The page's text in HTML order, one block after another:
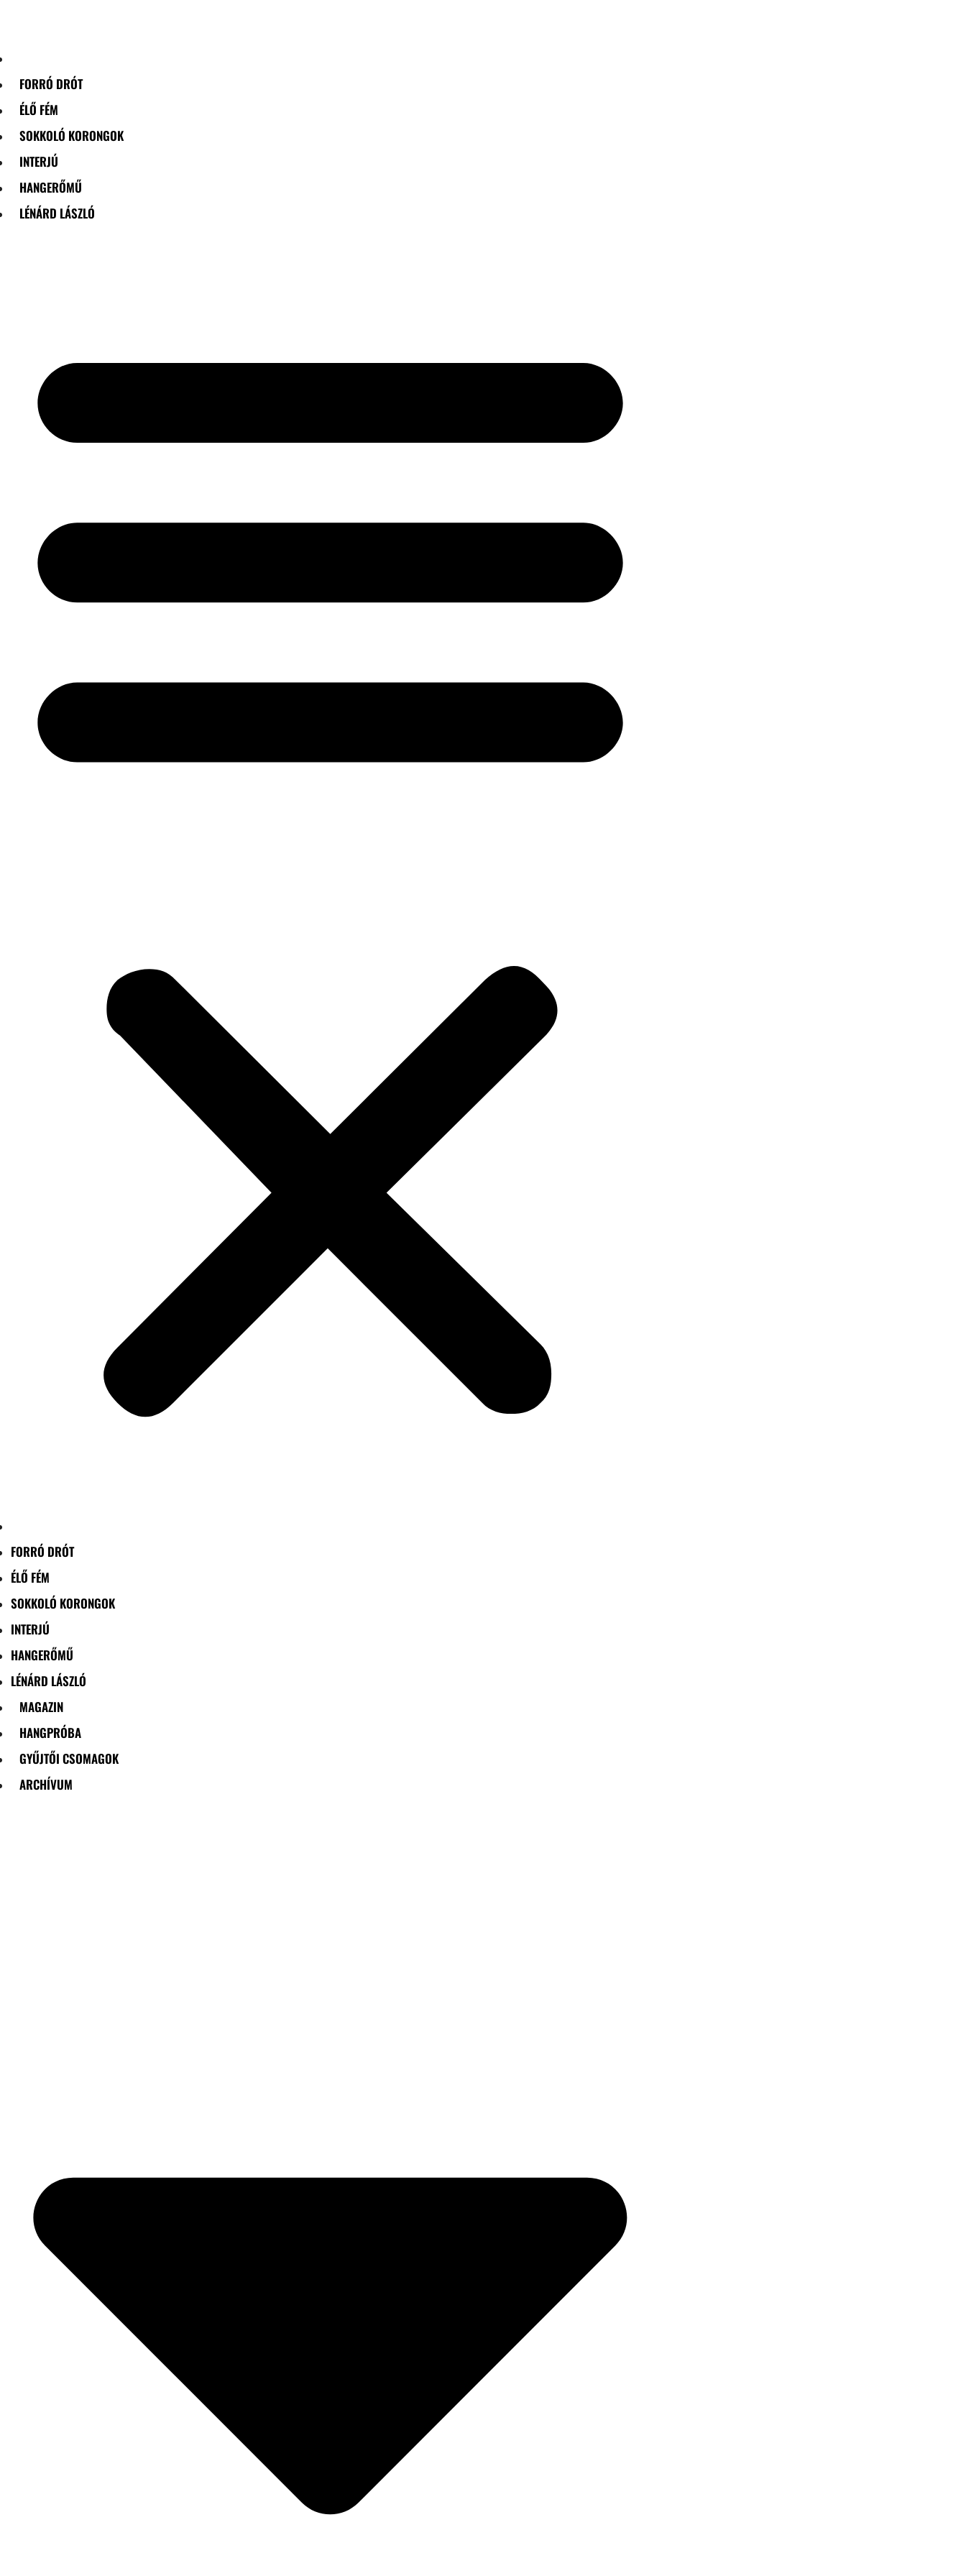
FORRÓ DRÓT
ÉLŐ FÉM
SOKKOLÓ KORONGOK
INTERJÚ
HANGERŐMŰ
LÉNÁRD LÁSZLÓ
FORRÓ DRÓT
ÉLŐ FÉM
SOKKOLÓ KORONGOK
INTERJÚ
HANGERŐMŰ
LÉNÁRD LÁSZLÓ
MAGAZIN
HANGPRÓBA
GYŰJTŐI CSOMAGOK
ARCHÍVUM